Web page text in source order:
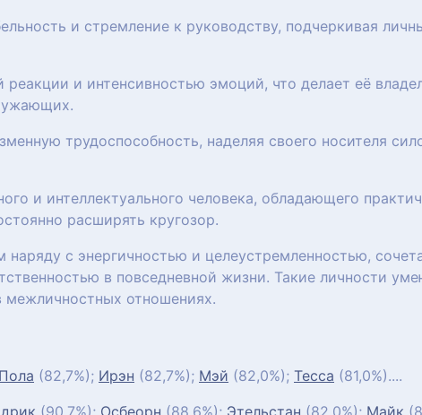
и стремление к руководству, подчеркивая
и интенсивностью эмоций, что делает её
трудоспособность, наделяя своего носителя
и интеллектуального человека, обладающего
расширять кругозор.
с энергичностью и целеустремленностью,
в повседневной жизни. Такие личности
межличностных отношениях.
Пола (82,7%); Ирэн (82,7%); Мэй (82,0%); Тесса (81,0%)....
(90,7%); Осбеорн (88,6%); Этельстан (82,0%); Майк